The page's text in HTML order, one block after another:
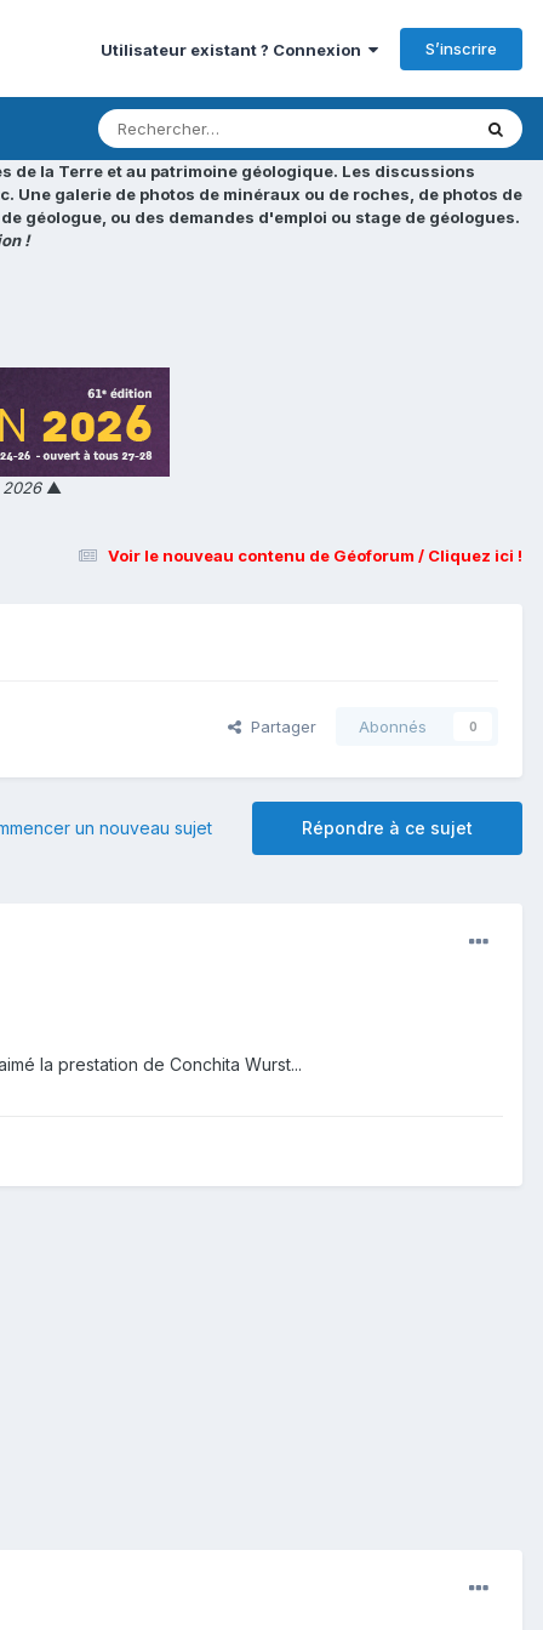
Utilisateur existant ? Connexion S’inscrire
de la Terre et au patrimoine géologique. Les discussions
galerie de photos de minéraux ou de roches, de photos de
géologue, ou des demandes d'emploi ou stage de géologues.
!
▲
Voir le nouveau contenu de Géoforum / Cliquez ici !
Partager Abonnés 0
Répondre à ce sujet
un nouveau sujet
la prestation de Conchita Wurst...